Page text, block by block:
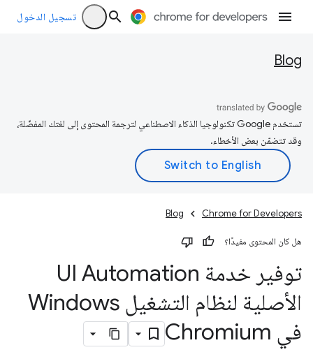
تسجيل الدخول
Blog
تستخدم Google تكنولوجيا الذكاء الاصطناعي لترجمة المحتوى إلى لغتك المفضّلة،
وقد تتضمّن بعض الأخطاء.
Chrome for Developers
Blog
هل كان المحتوى مفيدًا؟
توفير خدمة UI Automation
الأصلية لنظام التشغيل Windows
في Chromium